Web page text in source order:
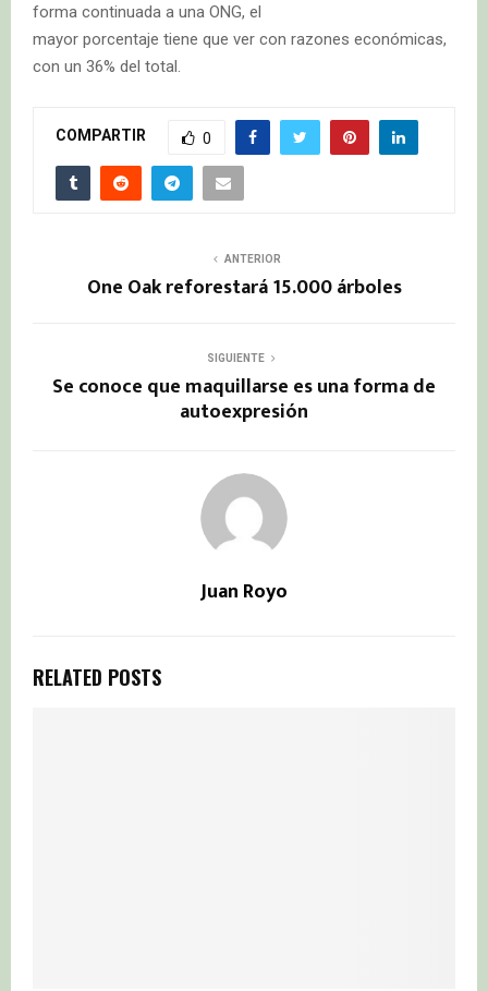
forma continuada a una ONG, el
mayor porcentaje tiene que ver con razones económicas,
con un 36% del total.
COMPARTIR 0
ANTERIOR
One Oak reforestará 15.000 árboles
SIGUIENTE
Se conoce que maquillarse es una forma de
autoexpresión
Juan Royo
RELATED POSTS